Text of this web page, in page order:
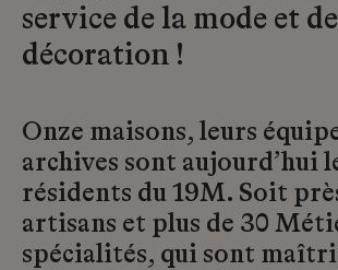
service de la mode et
décoration !
Onze maisons, leurs
archives sont aujourd’hui
résidents du 19M. Soit
artisans et plus de 30
spécialités, qui sont